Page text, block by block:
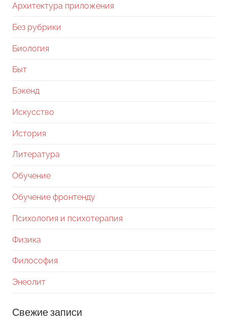
Архитектура приложения
Без рубрики
Биология
Быт
Бэкенд
Искусство
История
Литература
Обучение
Обучение фронтенду
Психология и психотерапия
Физика
Философия
Энеолит
Свежие записи